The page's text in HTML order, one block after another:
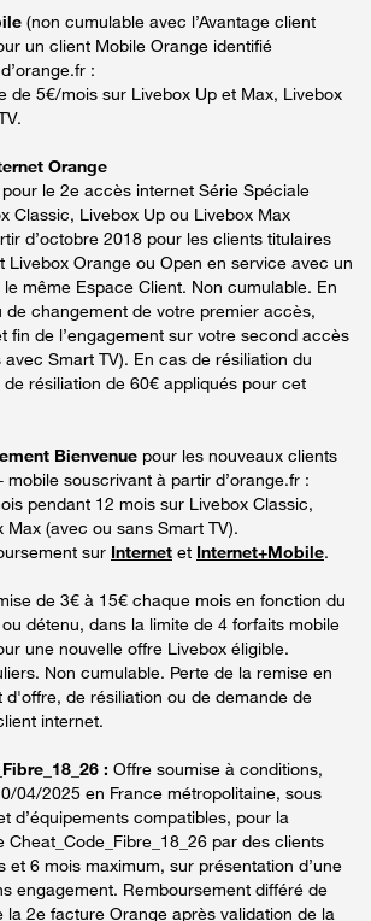
(non cumulable avec l’Avantage client
un client Mobile Orange identifié
:
de 5€/mois sur Livebox Up et Max, Livebox
Orange
le 2e accès internet Série Spéciale
Classic, Livebox Up ou Livebox Max
d’octobre 2018 pour les clients titulaires
Livebox Orange ou Open en service avec un
même Espace Client. Non cumulable. En
de changement de votre premier accès,
fin de l’engagement sur votre second accès
Smart TV). En cas de résiliation du
résiliation de 60€ appliqués pour cet
Bienvenue pour les nouveaux clients
mobile souscrivant à partir d’orange.fr :
pendant 12 mois sur Livebox Classic,
Max (avec ou sans Smart TV).
sur Internet et Internet+Mobile.
de 3€ à 15€ chaque mois en fonction du
détenu, dans la limite de 4 forfaits mobile
une nouvelle offre Livebox éligible.
Non cumulable. Perte de la remise en
de résiliation ou de demande de
internet.
: Offre soumise à conditions,
04/2025 en France métropolitaine, sous
d’équipements compatibles, pour la
Cheat_Code_Fibre_18_26 par des clients
et 6 mois maximum, sur présentation d’une
engagement. Remboursement différé de
la 2e facture Orange après validation de la